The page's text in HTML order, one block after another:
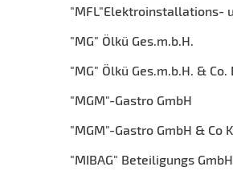
"MFL"Elektroinstallations-
"MG" Ölkü Ges.m.b.H.
"MG" Ölkü Ges.m.b.H. & Co.
"MGM"-Gastro GmbH
"MGM"-Gastro GmbH & Co
"MIBAG" Beteiligungs GmbH